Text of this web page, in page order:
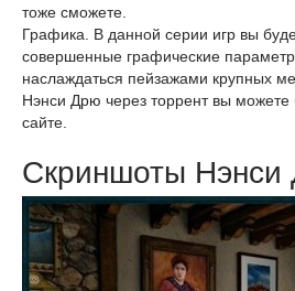
тоже сможете.
Графика. В данной серии игр вы
совершенные графические
наслаждаться пейзажами крупных
Нэнси Дрю через торрент вы
сайте.
Скриншоты Нэнси